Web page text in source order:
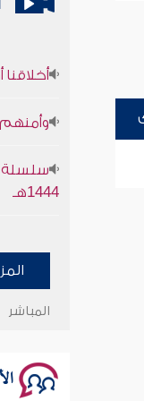
1444هـ
المباشر